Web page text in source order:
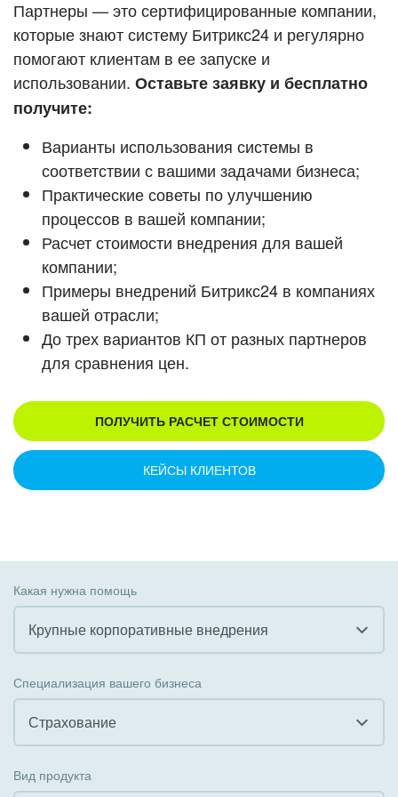
ВХОД
ВХОД
Смотреть видеокейсы
Партнеры — это сертифицированные компании,
которые знают систему Битрикс24 и регулярно
помогают клиентам в ее запуске и
использовании. Оставьте заявку и бесплатно
получите:
Варианты использования системы в
соответствии с вашими задачами бизнеса;
Практические советы по улучшению
процессов в вашей компании;
Расчет стоимости внедрения для вашей
компании;
Примеры внедрений Битрикс24 в компаниях
вашей отрасли;
До трех вариантов КП от разных партнеров
для сравнения цен.
ПОЛУЧИТЬ РАСЧЕТ СТОИМОСТИ
КЕЙСЫ КЛИЕНТОВ
Какая нужна помощь
Крупные корпоративные внедрения
Внедрение КЭДО
Интеграция с 1С
Специализация вашего бизнеса
Страхование
Вид продукта